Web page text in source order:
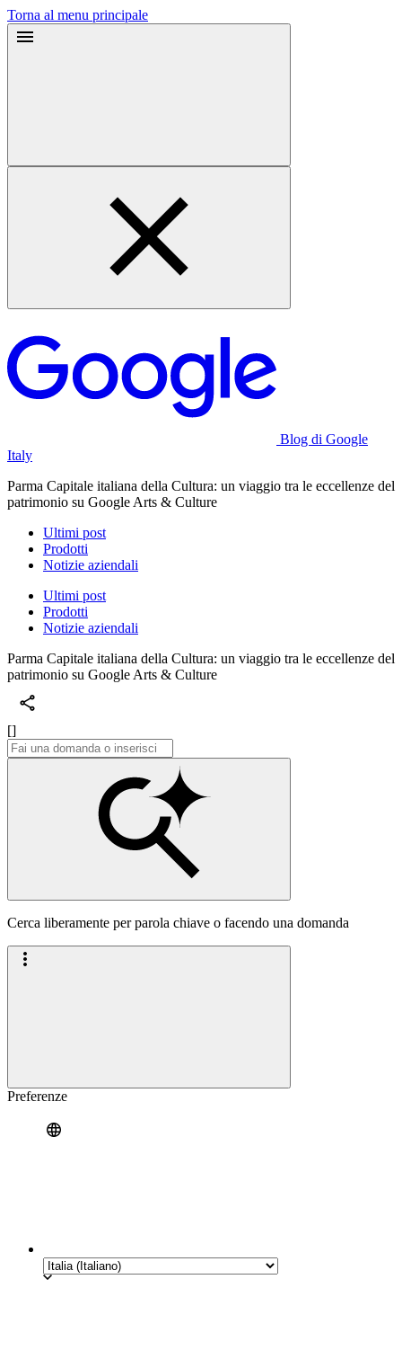
Torna al menu principale
Blog di Google
Italy
Parma Capitale italiana della Cultura: un viaggio tra le eccellenze del
patrimonio su Google Arts & Culture
Ultimi post
Prodotti
Notizie aziendali
Ultimi post
Prodotti
Notizie aziendali
Parma Capitale italiana della Cultura: un viaggio tra le eccellenze del
patrimonio su Google Arts & Culture
[]
Cerca liberamente per parola chiave o facendo una domanda
Preferenze